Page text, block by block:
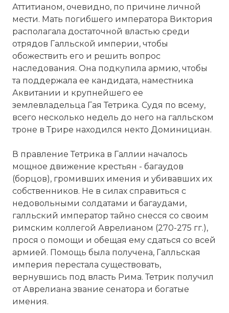
Аттитианом, очевидно, по причине личной
мести. Мать погибшего императора Виктория
располагала достаточной властью среди
отрядов Галльской империи, чтобы
обожествить его и решить вопрос
наследования. Она подкупила армию, чтобы
та поддержала ее кандидата, наместника
Аквитании и крупнейшего ее
землевладельца Гая Тетрика. Судя по всему,
всего несколько недель до него на галльском
троне в Трире находился некто Доминициан.
В правление Тетрика в Галлии началось
мощное движение крестьян - багаудов
(борцов), громивших имения и убивавших их
собственников. Не в силах справиться с
недовольными солдатами и багаудами,
галльский император тайно снесся со своим
римским коллегой Аврелианом (270-275 гг.),
прося о помощи и обещая ему сдаться со всей
армией. Помощь была получена, Галльская
империя перестала существовать,
вернувшись под власть Рима. Тетрик получил
от Аврелиана звание сенатора и богатые
имения.